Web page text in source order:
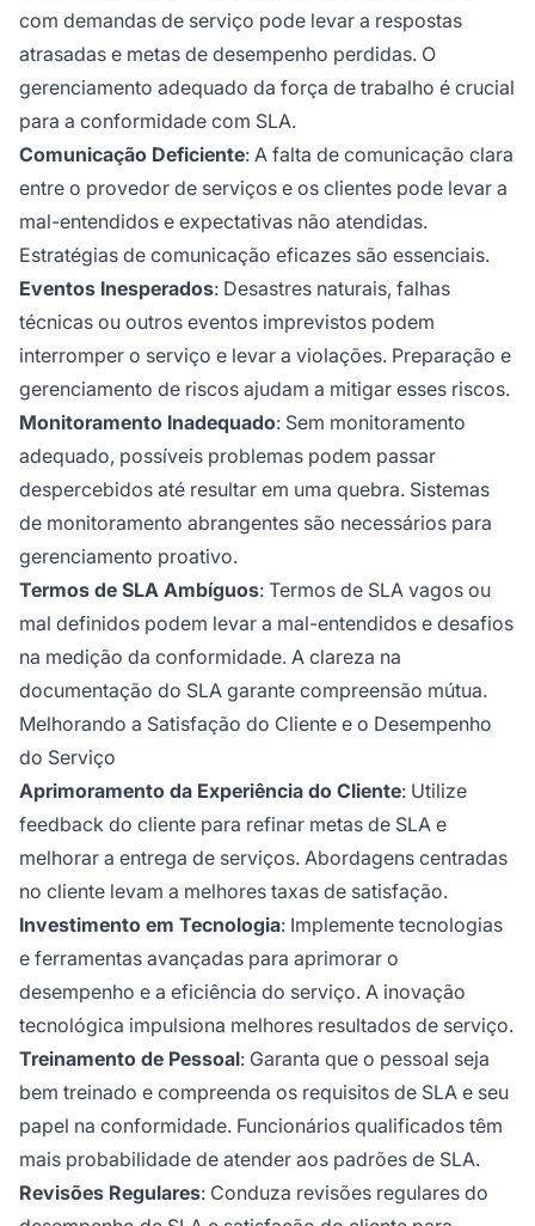
com demandas de serviço pode levar a respostas
atrasadas e metas de desempenho perdidas. O
gerenciamento adequado da força de trabalho é crucial
para a conformidade com SLA.
Comunicação Deficiente: A falta de comunicação clara
entre o provedor de serviços e os clientes pode levar a
mal-entendidos e expectativas não atendidas.
Estratégias de comunicação eficazes são essenciais.
Eventos Inesperados: Desastres naturais, falhas
técnicas ou outros eventos imprevistos podem
interromper o serviço e levar a violações. Preparação e
gerenciamento de riscos ajudam a mitigar esses riscos.
Monitoramento Inadequado: Sem monitoramento
adequado, possíveis problemas podem passar
despercebidos até resultar em uma quebra. Sistemas
de monitoramento abrangentes são necessários para
gerenciamento proativo.
Termos de SLA Ambíguos: Termos de SLA vagos ou
mal definidos podem levar a mal-entendidos e desafios
na medição da conformidade. A clareza na
documentação do SLA garante compreensão mútua.
Melhorando a Satisfação do Cliente e o Desempenho
do Serviço
Aprimoramento da Experiência do Cliente: Utilize
feedback do cliente para refinar metas de SLA e
melhorar a entrega de serviços. Abordagens centradas
no cliente levam a melhores taxas de satisfação.
Investimento em Tecnologia: Implemente tecnologias
e ferramentas avançadas para aprimorar o
desempenho e a eficiência do serviço. A inovação
tecnológica impulsiona melhores resultados de serviço.
Treinamento de Pessoal: Garanta que o pessoal seja
bem treinado e compreenda os requisitos de SLA e seu
papel na conformidade. Funcionários qualificados têm
mais probabilidade de atender aos padrões de SLA.
Revisões Regulares: Conduza revisões regulares do